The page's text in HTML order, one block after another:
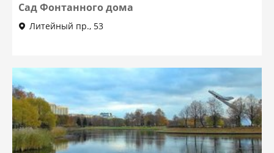
Сад Фонтанного дома
Литейный пр., 53